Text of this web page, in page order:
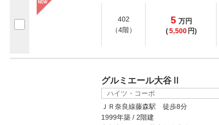
402
（4階）
5 万円
(5,500 円)
グルミエール大谷Ⅱ
ハイツ・コーポ
ＪＲ奈良線藤森駅 徒歩8分
1999年築 / 2階建